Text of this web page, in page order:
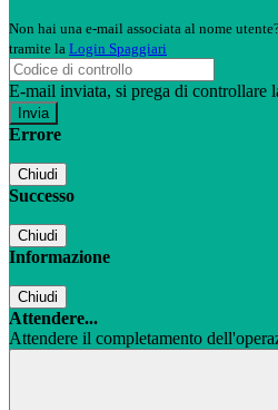
Non hai una e-mail associata al nome
tramite la Login Spaggiari
E-mail inviata, si prega di controllare
Errore
Chiudi
Successo
Chiudi
Informazione
Chiudi
Attendere...
Attendere il completamento